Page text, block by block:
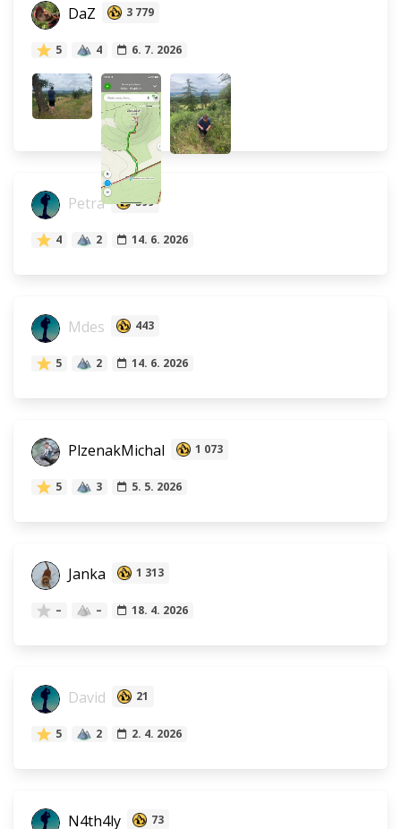
DaZ 3 779
5 4 6. 7. 2026
Petra 399
4 2 14. 6. 2026
Mdes 443
5 2 14. 6. 2026
PlzenakMichal 1 073
5 3 5. 5. 2026
Janka 1 313
– – 18. 4. 2026
David 21
5 2 2. 4. 2026
N4th4ly 73